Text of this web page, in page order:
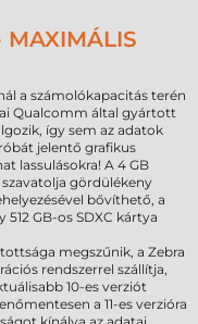
MAXIMÁLIS
a számolókapacitás terén
Qualcomm által gyártott
így sem az adatok
jelentő grafikus
lassulásokra! A 4 GB
gördülékeny
bővíthető, a
GB-os SDXC kártya
megszűnik, a Zebra
rendszerrel szállítja,
10-es verziót
a 11-es verzióra